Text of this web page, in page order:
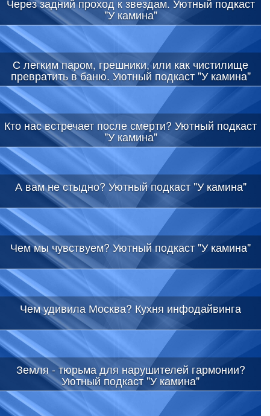
"У камина"
С легким паром, грешники, или как чистилище
превратить в баню. Уютный подкаст "У камина"
Кто нас встречает после смерти? Уютный подкаст
"У камина"
А вам не стыдно? Уютный подкаст "У камина"
Чем мы чувствуем? Уютный подкаст "У камина"
Чем удивила Москва? Кухня инфодайвинга
Земля - тюрьма для нарушителей гармонии?
Уютный подкаст "У камина"